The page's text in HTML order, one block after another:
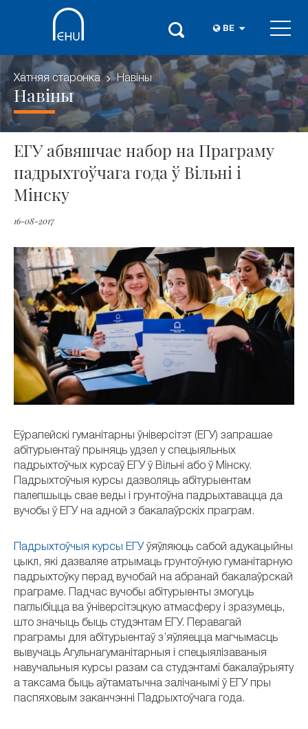
BE
Хатняя старонка Навіны
Навіны
ЕГУ абвяшчае набор на Праграму
падрыхтоўчага года ў Вільні і
Мінску
16-08-2017
Еўрапейскі гуманітарны ўніверсітэт (ЕГУ) запрашае
абітурыентаў прыняць удзел у спецыяльных
падрыхтоўчых курсаў ЕГУ ў Вільні або ў Мінску.
Падрыхтоўчыя курсы дазволяць абітурыентам
палепшыць свае веды і грунтоўна падрыхтавацца да
вучобы ў ЕГУ на адной з бакалаўрскіх праграм.
Падрыхтоўчыя курсы ЕГУ ўяўляюць сабой адукацыйны
цыкл, які дазваляе атрымаць грунтоўную гуманітарную
падрыхтоўку перад вучобай на абранай бакалаўрскай
праграме. Падчас вучобы абітурыенты змогуць
паглыбіцца ва ўніверсітэцкую атмасферу і зразумець,
што значыць быць студэнтам ЕГУ. Перавагай
праграмы для абітурыентаў з’яўляецца магчымасць
вывучаць Агульнагуманітарныя і спецыялізаваныя
навучальныя курсы разам са студэнтамі бакалаўрыяту
а таксама быць аўтаматычна залічанымі ў ЕГУ пры
паспяховым заканчэнні Падрыхтоўчага года.